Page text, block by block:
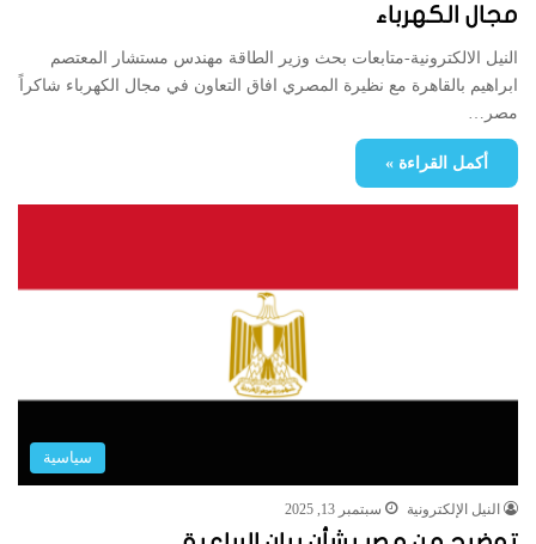
مجال الكهرباء
النيل الالكترونية-متابعات بحث وزير الطاقة مهندس مستشار المعتصم
ابراهيم بالقاهرة مع نظيرة المصري افاق التعاون في مجال الكهرباء شاكراً
مصر…
أكمل القراءة »
سياسية
النيل الإلكترونية سبتمبر 13, 2025